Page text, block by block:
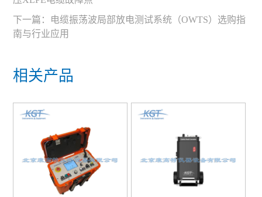
下一篇： 电缆振荡波局部放电测试系统（OWTS）选购指
南与行业应用
相关产品